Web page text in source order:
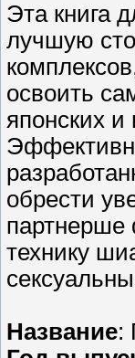
Эта книга
лучшую
освоить
японских и
обрести
партнерше
технику
Название: